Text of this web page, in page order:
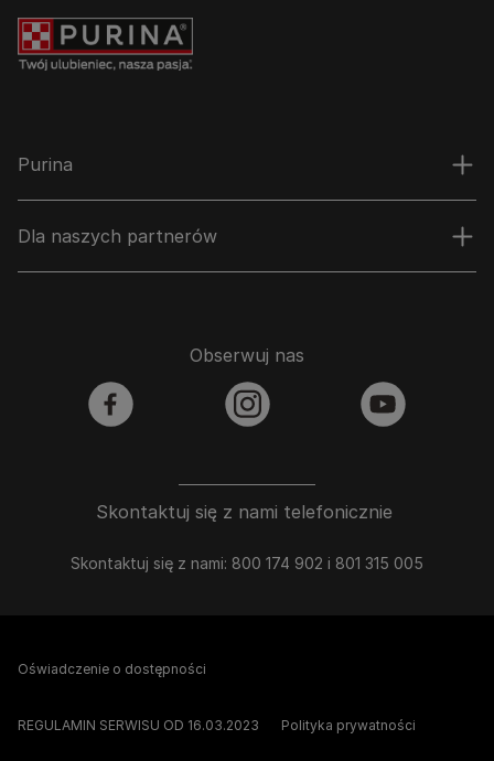
Purina
Dla naszych partnerów
Skontaktuj się z nami telefonicznie
Skontaktuj się z nami: 800 174 902 i 801 315 005
Obserwuj nas
facebook instagram youtube
Oświadczenie o dostępności
REGULAMIN SERWISU OD 16.03.2023 Polityka prywatności